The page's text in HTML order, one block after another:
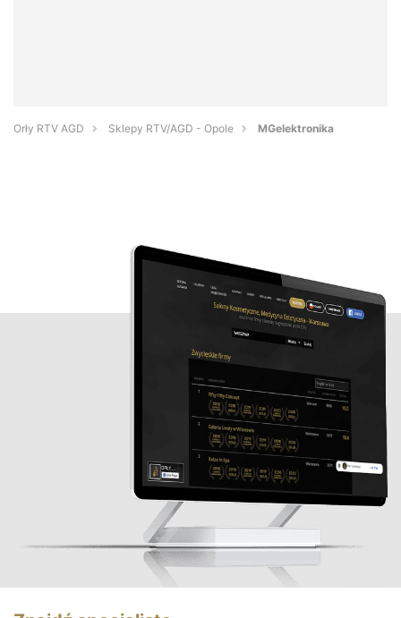
Orły RTV AGD Sklepy RTV/AGD - Opole MGelektronika